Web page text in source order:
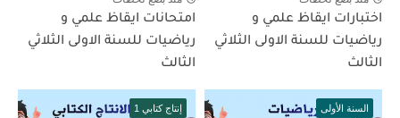
اختبارات ايقاظ علمي و
رياضيات للسنة الاولى الثلاثي
الثالث
امتحانات ايقاظ علمي و
رياضيات للسنة الاولى الثلاثي
الثالث
السنة الأولى إنتاج كتابي 1